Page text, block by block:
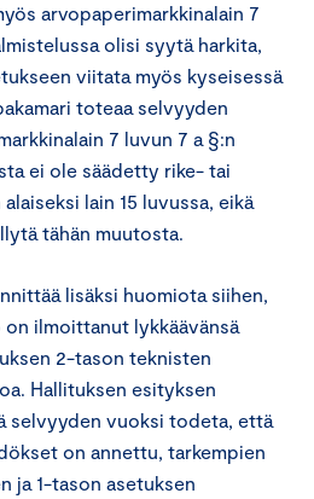
arvopaperimarkkinalain 7
olisi syytä harkita,
viitata myös kyseisessä
toteaa selvyyden
7 luvun 7 a §:n
ei ole säädetty rike- tai
lain 15 luvussa, eikä
tähän muutosta.
lisäksi huomiota siihen,
ilmoittanut lykkäävänsä
2-tason teknisten
Hallituksen esityksen
selvyyden vuoksi todeta, että
on annettu, tarkempien
ja 1-tason asetuksen